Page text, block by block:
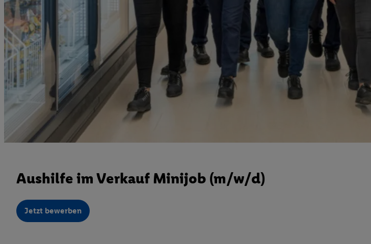
Aushilfe im Verkauf Minijob (m/w/d)
Jetzt bewerben